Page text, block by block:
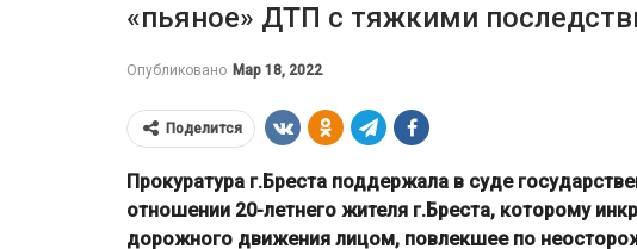
«пьяное» ДТП с тяжкими
Опубликовано Мар 18, 2022
Поделится
Прокуратура г.Бреста поддержала в суде
отношении 20-летнего жителя г.Бреста, которому
дорожного движения лицом, повлекшее по